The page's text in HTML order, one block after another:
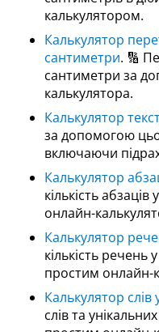
калькулятором.
Калькулятор
сантиметри. 🔢
сантиметри за
калькулятора.
Калькулятор
за допомогою
включаючи
Калькулятор
кількість
онлайн-
Калькулятор
кількість
простим онлайн-
Калькулятор слів
слів та